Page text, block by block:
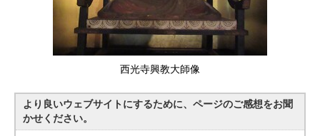
西光寺興教大師像
より良いウェブサイトにするために、ページのご感想をお聞
かせください。